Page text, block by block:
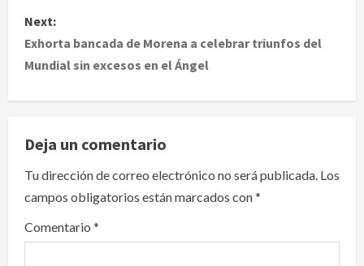
t
n
a
v
i
g
a
Next:
Exhorta bancada de Morena a celebrar triunfos del
Mundial sin excesos en el Ángel
Deja un comentario
Tu dirección de correo electrónico no será publicada. Los
campos obligatorios están marcados con*
Comentario *